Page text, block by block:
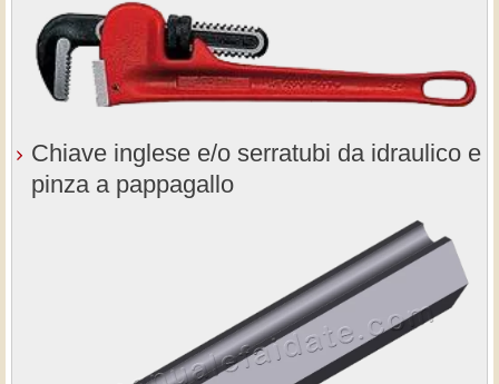
Chiave inglese e/o serratubi da idraulico e
pinza a pappagallo